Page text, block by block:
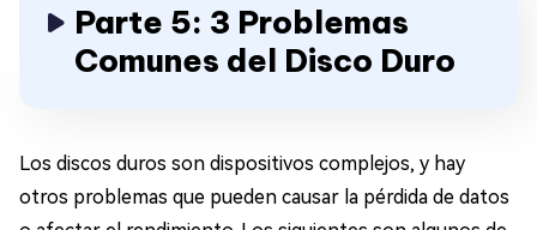
Parte 5: 3 Problemas
Comunes del Disco Duro
Los discos duros son dispositivos complejos, y hay
otros problemas que pueden causar la pérdida de datos